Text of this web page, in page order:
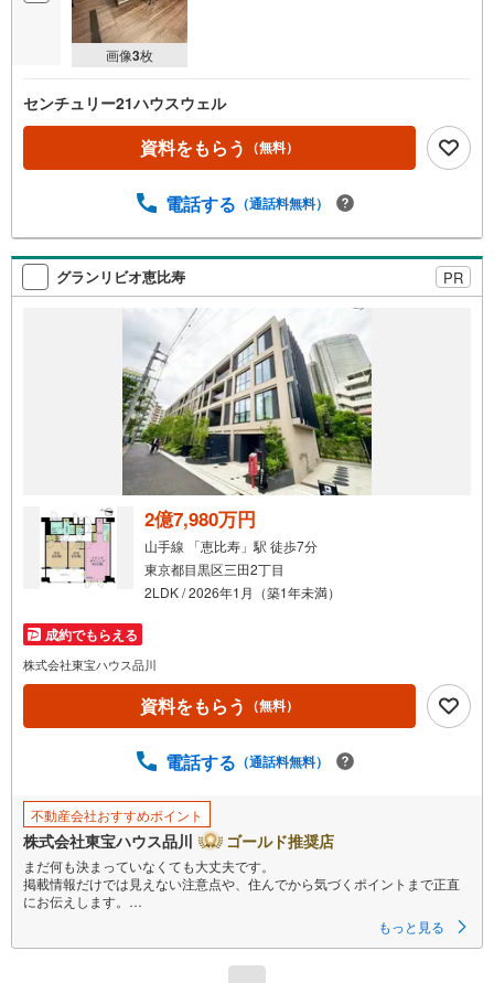
画像3枚
センチュリー21ハウスウェル
資料をもらう （無料）
電話する （通話料無料）
グランリビオ恵比寿 PR
2億7,980万円
山手線 「恵比寿」駅 徒歩7分
東京都目黒区三田2丁目
2LDK / 2026年1月（築1年未満）
成約でもらえる
株式会社東宝ハウス品川
資料をもらう （無料）
電話する （通話料無料）
不動産会社おすすめポイント
株式会社東宝ハウス品川 ゴールド推奨店
まだ何も決まっていなくても大丈夫です。
掲載情報だけでは見えない注意点や、住んでから気づくポイントまで正直
にお伝えします。
東宝ハウス品川では、良いことも悪いことも包み隠さずお伝えし、「納得
して選ぶ」ためのサポートを大切にしています。
現地でしか分からないリアルな情報も含めて、一緒に後悔しない住まい探
もっと見る